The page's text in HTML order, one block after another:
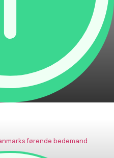
førende bedemand